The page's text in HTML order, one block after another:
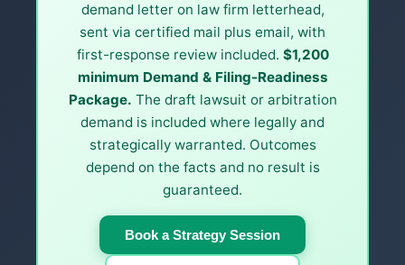
demand letter on law firm letterhead,
sent via certified mail plus email, with
first-response review included. $1,200
minimum Demand & Filing-Readiness
Package. The draft lawsuit or arbitration
demand is included where legally and
strategically warranted. Outcomes
depend on the facts and no result is
guaranteed.
Book a Strategy Session